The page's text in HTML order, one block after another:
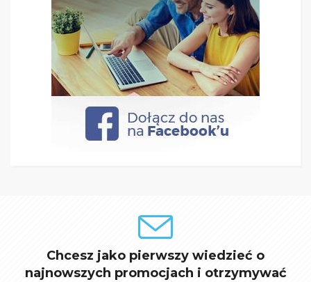
Chcesz jako pierwszy wiedzieć o
najnowszych promocjach i otrzymywać